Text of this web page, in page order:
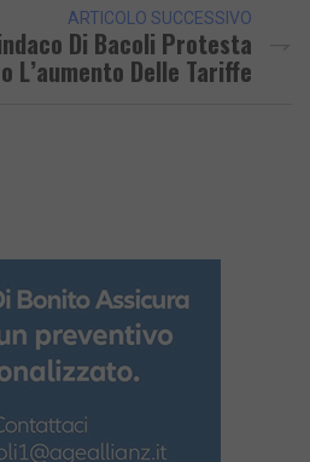
ARTICOLO SUCCESSIVO
Di Bacoli Protesta
L’aumento Delle Tariffe